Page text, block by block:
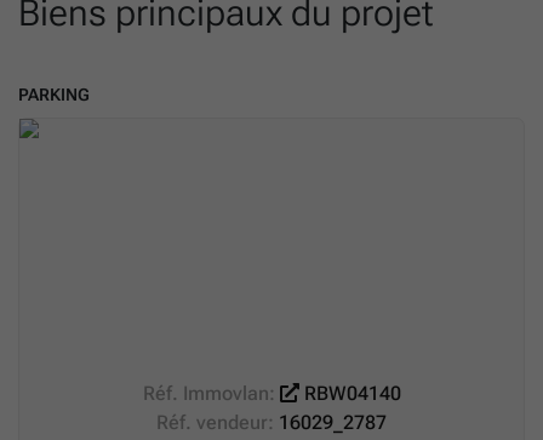
Biens principaux du projet
PARKING
Réf. Immovlan:
RBW04140
Réf. vendeur: 16029_2787